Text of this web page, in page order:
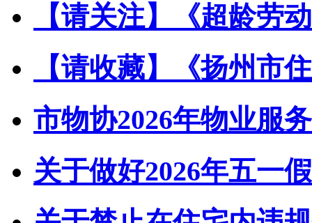
【请关注】《超龄劳
【请收藏】《扬州市
市物协2026年物业服
关于做好2026年五一